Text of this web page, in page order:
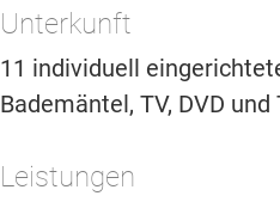
Unterkunft
11 individuell
Bademäntel, TV, DVD
Leistungen